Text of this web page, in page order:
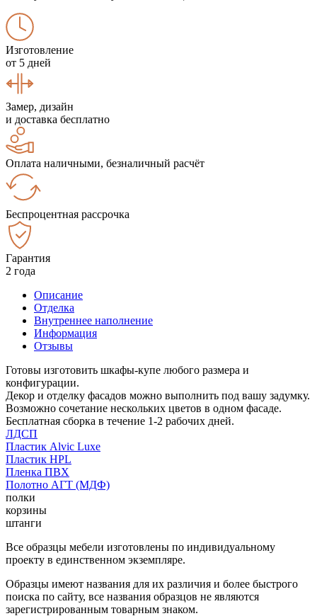
Изготовление
от 5 дней
Замер, дизайн
и доставка бесплатно
Оплата наличными, безналичный расчёт
Беспроцентная рассрочка
Гарантия
2 года
Описание
Отделка
Внутреннее наполнение
Информация
Отзывы
Готовы изготовить шкафы-купе любого размера и
конфигурации.
Декор и отделку фасадов можно выполнить под вашу задумку.
Возможно сочетание нескольких цветов в одном фасаде.
Бесплатная сборка в течение 1-2 рабочих дней.
ЛДСП
Пластик Alvic Luxe
Пластик HPL
Пленка ПВХ
Полотно АГТ (МДФ)
полки
корзины
штанги
Все образцы мебели изготовлены по индивидуальному
проекту в единственном экземпляре.
Образцы имеют названия для их различия и более быстрого
поиска по сайту, все названия образцов не являются
зарегистрированным товарным знаком.